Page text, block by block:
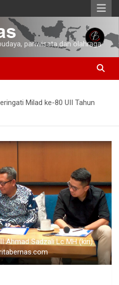
pariwisata dan olahraga
Milad ke-80 UII Tahun
Ahmad Sadzali Lc MH (kiri).